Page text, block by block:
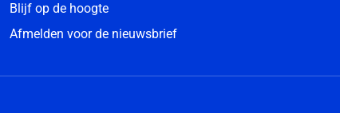
Blijf op de hoogte
Afmelden voor de nieuwsbrief